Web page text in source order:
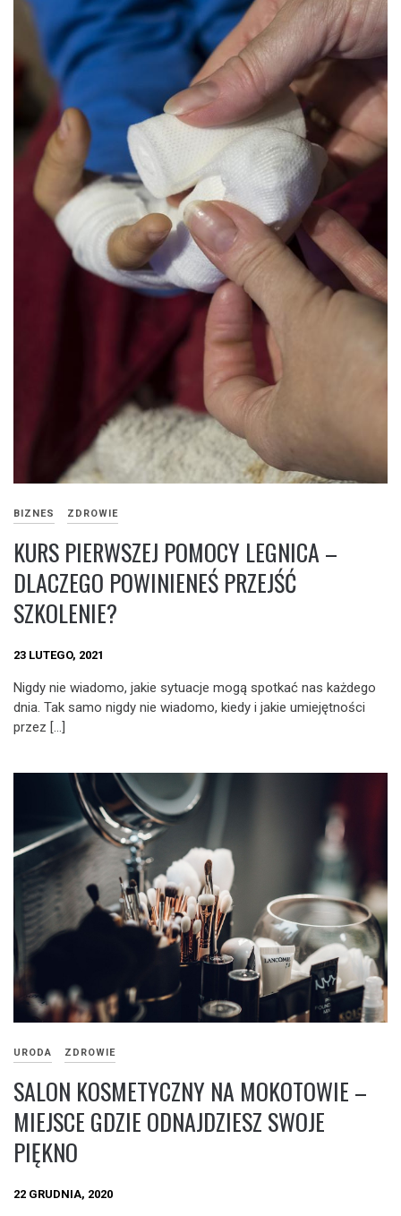
BIZNES ZDROWIE
KURS PIERWSZEJ POMOCY LEGNICA –
DLACZEGO POWINIENEŚ PRZEJŚĆ
SZKOLENIE?
23 LUTEGO, 2021
Nigdy nie wiadomo, jakie sytuacje mogą spotkać nas każdego
dnia. Tak samo nigdy nie wiadomo, kiedy i jakie umiejętności
przez […]
URODA ZDROWIE
SALON KOSMETYCZNY NA MOKOTOWIE –
MIEJSCE GDZIE ODNAJDZIESZ SWOJE
PIĘKNO
22 GRUDNIA, 2020